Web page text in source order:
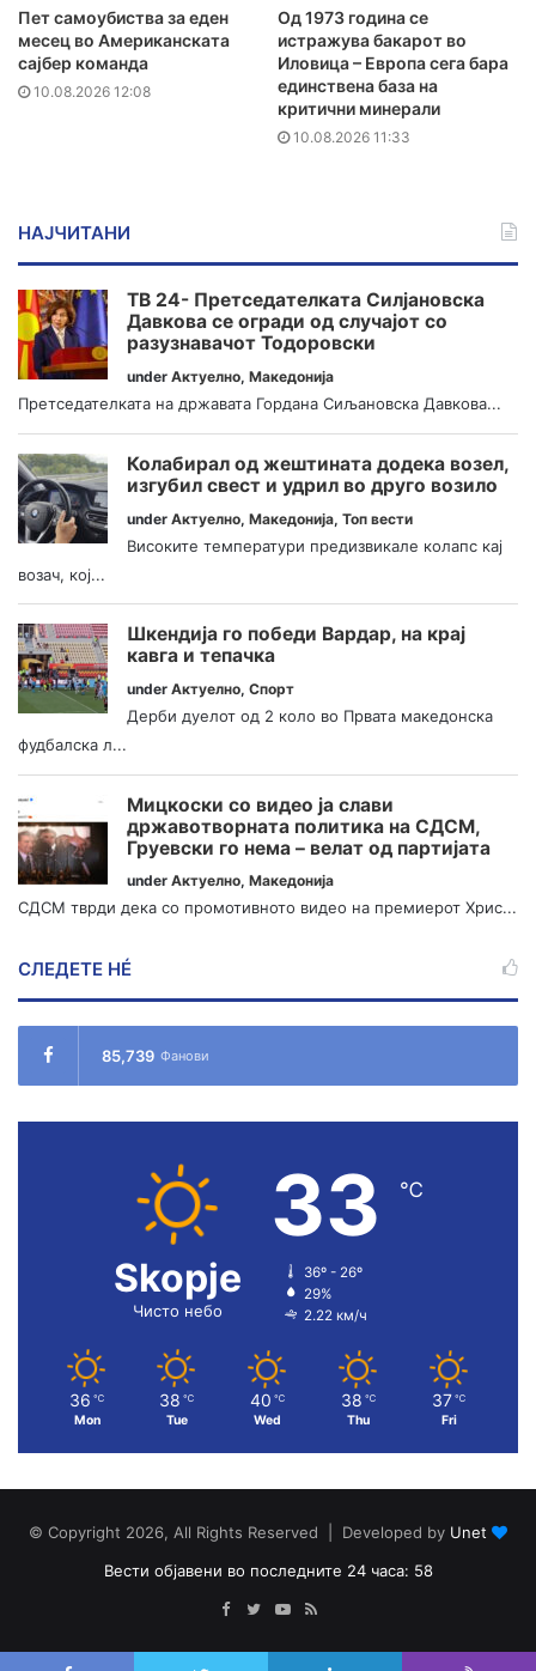
Пет самоубиства за еден
месец во Американската
сајбер команда
10.08.2026 12:08
Од 1973 година се
истражува бакарот во
Иловица – Европа сега бара
единствена база на
критични минерали
10.08.2026 11:33
НАЈЧИТАНИ
ТВ 24- Претседателката Силјановска
Давкова се огради од случајот со
разузнавачот Тодоровски
under Актуелно, Македонија
Претседателката на државата Гордана Сиљановска Давкова...
Колабирал од жештината додека возел,
изгубил свест и удрил во друго возило
under Актуелно, Македонија, Топ вести
Високите температури предизвикале колапс кај
возач, кој...
Шкендија го победи Вардар, на крај
кавга и тепачка
under Актуелно, Спорт
Дерби дуелот од 2 коло во Првата македонска
фудбалска л...
Мицкоски со видео ја слави
државотворната политика на СДСМ,
Груевски го нема – велат од партијата
under Актуелно, Македонија
СДСМ тврди дека со промотивното видео на премиерот Хрис...
СЛЕДЕТЕ НÉ
85,739 Фанови
Skopje
Чисто небо
33 ℃
36º - 26º
29%
2.22 км/ч
36 ℃
Mon
38 ℃
Tue
40 ℃
Wed
38 ℃
Thu
37 ℃
Fri
© Copyright 2026, All Rights Reserved | Developed by Unet
Вести објавени во последните 24 часа: 58
Facebook
TwitterYouTube
RSS